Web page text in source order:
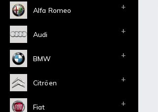
Alfa Romeo
Audi
BMW
Citröen
Fiat